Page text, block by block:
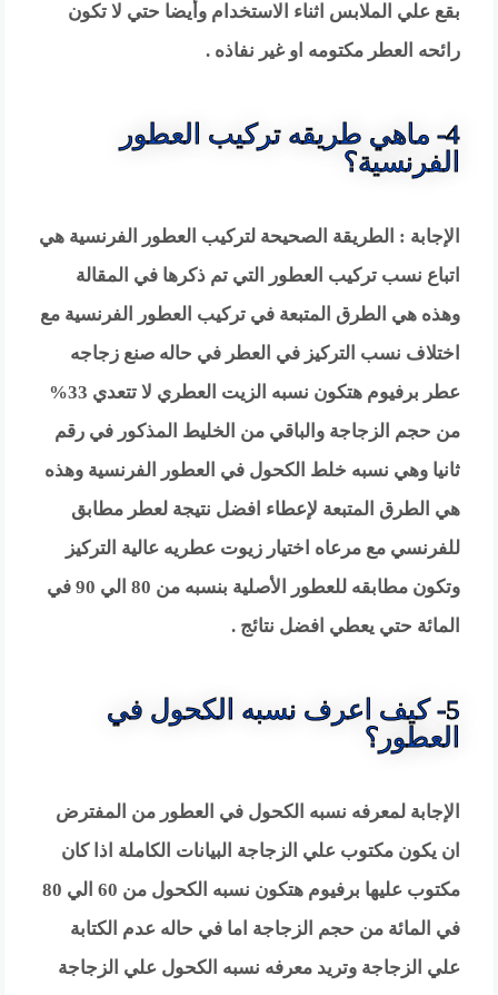
بقع علي الملابس اثناء الاستخدام وأيضا حتي لا تكون
رائحه العطر مكتومه او غير نفاذه .
4- ماهي طريقه تركيب العطور
الفرنسية؟
الإجابة : الطريقة الصحيحة لتركيب العطور الفرنسية هي
اتباع نسب تركيب العطور التي تم ذكرها في المقالة
وهذه هي الطرق المتبعة في تركيب العطور الفرنسية مع
اختلاف نسب التركيز في العطر في حاله صنع زجاجه
عطر برفيوم هتكون نسبه الزيت العطري لا تتعدي 33%
من حجم الزجاجة والباقي من الخليط المذكور في رقم
ثانيا وهي نسبه خلط الكحول في العطور الفرنسية وهذه
هي الطرق المتبعة لإعطاء افضل نتيجة لعطر مطابق
للفرنسي مع مرعاه اختيار زيوت عطريه عالية التركيز
وتكون مطابقه للعطور الأصلية بنسبه من 80 الي 90 في
المائة حتي يعطي افضل نتائج .
5- كيف اعرف نسبه الكحول في
العطور؟
الإجابة لمعرفه نسبه الكحول في العطور من المفترض
ان يكون مكتوب علي الزجاجة البيانات الكاملة اذا كان
مكتوب عليها برفيوم هتكون نسبه الكحول من 60 الي 80
في المائة من حجم الزجاجة اما في حاله عدم الكتابة
علي الزجاجة وتريد معرفه نسبه الكحول علي الزجاجة